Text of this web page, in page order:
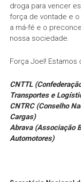
droga para vencer
força de vontade e
a má-fé e o
nossa sociedade.
Força Joel! Estamos
CNTTL
Transportes e
CNTRC (Conselho
Cargas)
Abrava (Associação
Automotores)